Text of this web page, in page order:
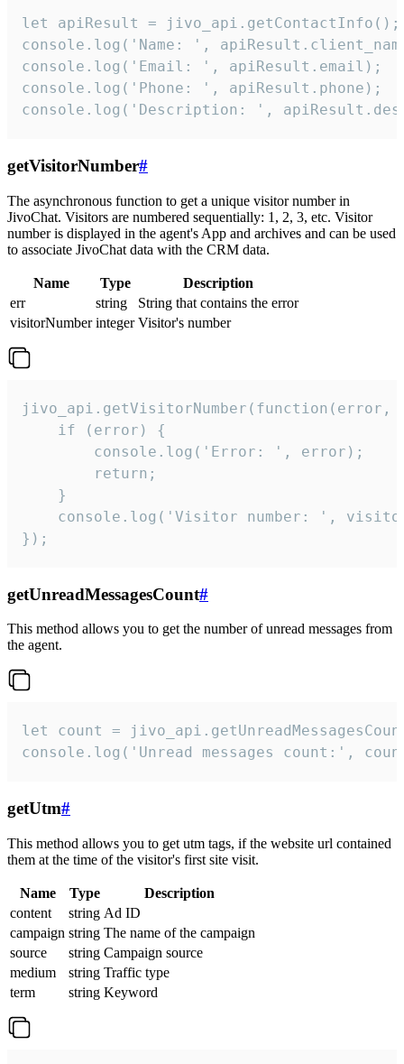
let apiResult = jivo_api.getContactInfo();
console.log('Name: ',
console.log('Email: ', apiResult.email);
console.log('Phone: ', apiResult.phone);
console.log('Description: ',
getVisitorNumber#
The asynchronous function to get a unique visitor number in
JivoChat. Visitors are numbered sequentially: 1, 2, 3, etc. Visitor
number is displayed in the agent's App and archives and can be used
to associate JivoChat data with the CRM data.
Name Type
Description
err
string
String that contains the error
visitorNumber integer Visitor's number
jivo_api.getVisitorNumber(function(error,
    if (error) {
        console.log('Error: ', error);
        return;
    }
console.log('Visitor number: ',
});
getUnreadMessagesCount#
This method allows you to get the number of unread messages from
the agent.
let count =
console.log('Unread messages count:',
getUtm#
This method allows you to get utm tags, if the website url contained
them at the time of the visitor's first site visit.
Name Type
Description
content
string Ad ID
campaign string The name of the campaign
source
string Campaign source
medium
string Traffic type
term
string Keyword